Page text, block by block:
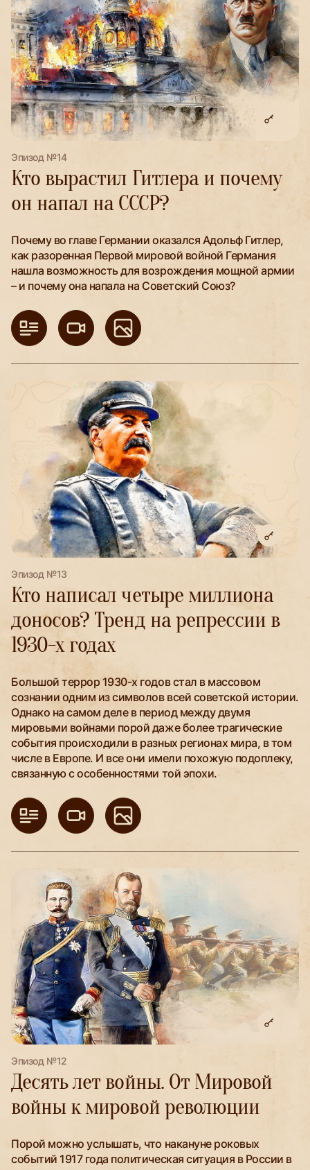
Эпизод №14
Кто вырастил Гитлера и почему
он напал на СССР?
Почему во главе Германии оказался Адольф Гитлер,
как разоренная Первой мировой войной Германия
нашла возможность для возрождения мощной армии
– и почему она напала на Советский Союз?
Эпизод №13
Кто написал четыре миллиона
доносов? Тренд на репрессии в
1930-х годах
Большой террор 1930-х годов стал в массовом
сознании одним из символов всей советской истории.
Однако на самом деле в период между двумя
мировыми войнами порой даже более трагические
события происходили в разных регионах мира, в том
числе в Европе. И все они имели похожую подоплеку,
связанную с особенностями той эпохи.
Эпизод №12
Десять лет войны. От Мировой
войны к мировой революции
Порой можно услышать, что накануне роковых
событий 1917 года политическая ситуация в России в